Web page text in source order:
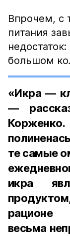
Впрочем, с
питания
большом
«Икра —
—
те самые
икра
рационе
весьма